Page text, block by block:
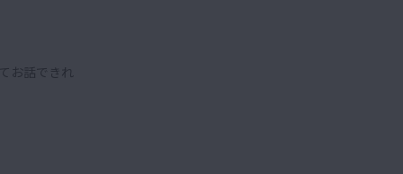
お話できれ